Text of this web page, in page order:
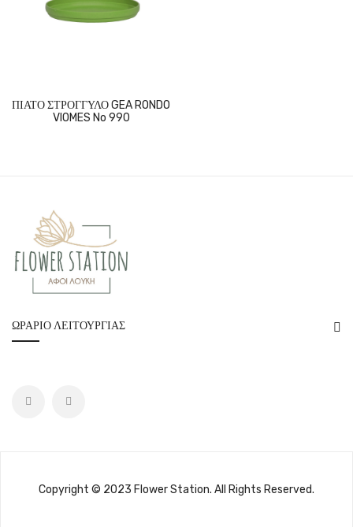
ΠΙΑΤΟ ΣΤΡΟΓΓΥΛΟ GEA RONDO
VIOMES No 990
ΩΡΆΡΙΟ ΛΕΙΤΟΥΡΓΊΑΣ
Copyright © 2023 Flower Station. All Rights Reserved.